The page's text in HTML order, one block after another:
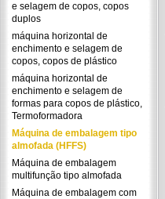
e selagem de copos, copos
duplos
máquina horizontal de
enchimento e selagem de
copos, copos de plástico
máquina horizontal de
enchimento e selagem de
formas para copos de plástico,
Termoformadora
Máquina de embalagem tipo
almofada (HFFS)
Máquina de embalagem
multifunção tipo almofada
Máquina de embalagem com